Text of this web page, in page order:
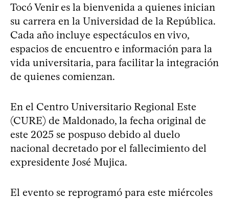
Tocó Venir es la bienvenida a quienes inician
su carrera en la Universidad de la República.
Cada año incluye espectáculos en vivo,
espacios de encuentro e información para la
vida universitaria, para facilitar la integración
de quienes comienzan.
En el Centro Universitario Regional Este
(CURE) de Maldonado, la fecha original de
este 2025 se pospuso debido al duelo
nacional decretado por el fallecimiento del
expresidente José Mujica.
El evento se reprogramó para este miércoles